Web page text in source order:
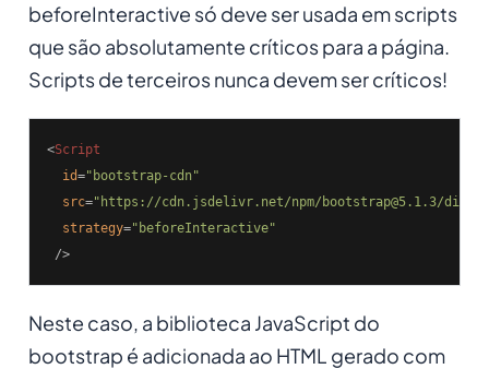
beforeInteractive só deve ser usada em scripts
que são absolutamente críticos para a página.
Scripts de terceiros nunca devem ser críticos!
<Script
id="bootstrap-cdn"
src="https://cdn.jsdelivr.net/npm/bootstrap@5.1.3/dist/
strategy="beforeInteractive"
/>
Neste caso, a biblioteca JavaScript do
bootstrap é adicionada ao HTML gerado com